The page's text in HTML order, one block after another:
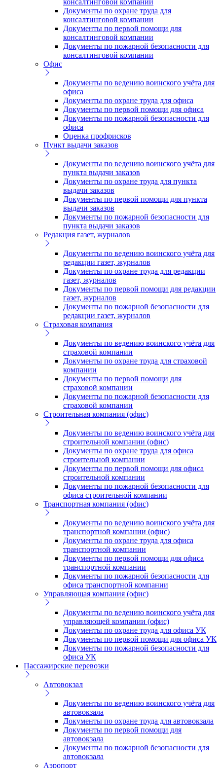
консалтинговой компании
Документы по охране труда для
консалтинговой компании
Документы по первой помощи для
консалтинговой компании
Документы по пожарной безопасности для
консалтинговой компании
Офис
Документы по ведению воинского учёта для
офиса
Документы по охране труда для офиса
Документы по первой помощи для офиса
Документы по пожарной безопасности для
офиса
Оценка профрисков
Пункт выдачи заказов
Документы по ведению воинского учёта для
пункта выдачи заказов
Документы по охране труда для пункта
выдачи заказов
Документы по первой помощи для пункта
выдачи заказов
Документы по пожарной безопасности для
пункта выдачи заказов
Редакция газет, журналов
Документы по ведению воинского учёта для
редакции газет, журналов
Документы по охране труда для редакции
газет, журналов
Документы по первой помощи для редакции
газет, журналов
Документы по пожарной безопасности для
редакции газет, журналов
Страховая компания
Документы по ведению воинского учёта для
страховой компании
Документы по охране труда для страховой
компании
Документы по первой помощи для
страховой компании
Документы по пожарной безопасности для
страховой компании
Строительная компания (офис)
Документы по ведению воинского учёта для
строительной компании (офис)
Документы по охране труда для офиса
строительной компании
Документы по первой помощи для офиса
строительной компании
Документы по пожарной безопасности для
офиса строительной компании
Транспортная компания (офис)
Документы по ведению воинского учёта для
транспортной компании (офис)
Документы по охране труда для офиса
транспортной компании
Документы по первой помощи для офиса
транспортной компании
Документы по пожарной безопасности для
офиса транспортной компании
Управляющая компания (офис)
Документы по ведению воинского учёта для
управляющей компании (офис)
Документы по охране труда для офиса УК
Документы по первой помощи для офиса УК
Документы по пожарной безопасности для
офиса УК
Пассажирские перевозки
Автовокзал
Документы по ведению воинского учёта для
автовокзала
Документы по охране труда для автовокзала
Документы по первой помощи для
автовокзала
Документы по пожарной безопасности для
автовокзала
Аэропорт